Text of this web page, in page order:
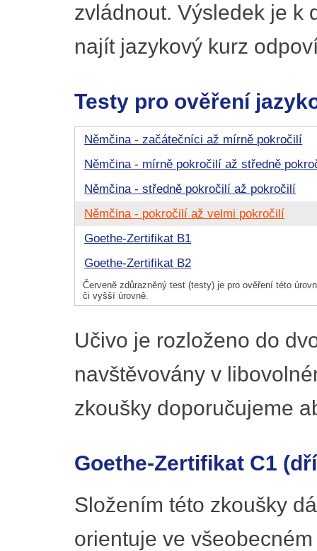
zvládnout. Výsledek je k
najít jazykový kurz
Testy pro ověření
Němčina - začátečníci až mírně pokročilí
Němčina - mírně pokročilí až středně
Němčina - středně pokročilí až pokročilí
Němčina - pokročilí až velmi pokročilí
Goethe-Zertifikat B1
Goethe-Zertifikat B2
Červeně zdůrazněný test (testy) je pro ověření této
či vyšší úrovně.
Učivo je rozloženo do
navštěvovány v
zkoušky doporučujeme
Goethe-Zertifikat C1
Složením této zkoušky
orientuje ve